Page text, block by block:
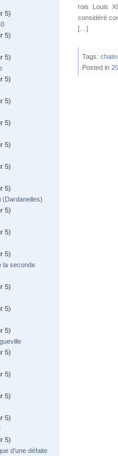
5)
5)
5)
5)
5)
5)
5)
5)
5)
(Dardanelles)
5)
5)
5)
la seconde
5)
5)
5)
5)
5)
5)
5)
5)
d’une défaite
rois Louis
considéré
[…]
Tags:
Posted in